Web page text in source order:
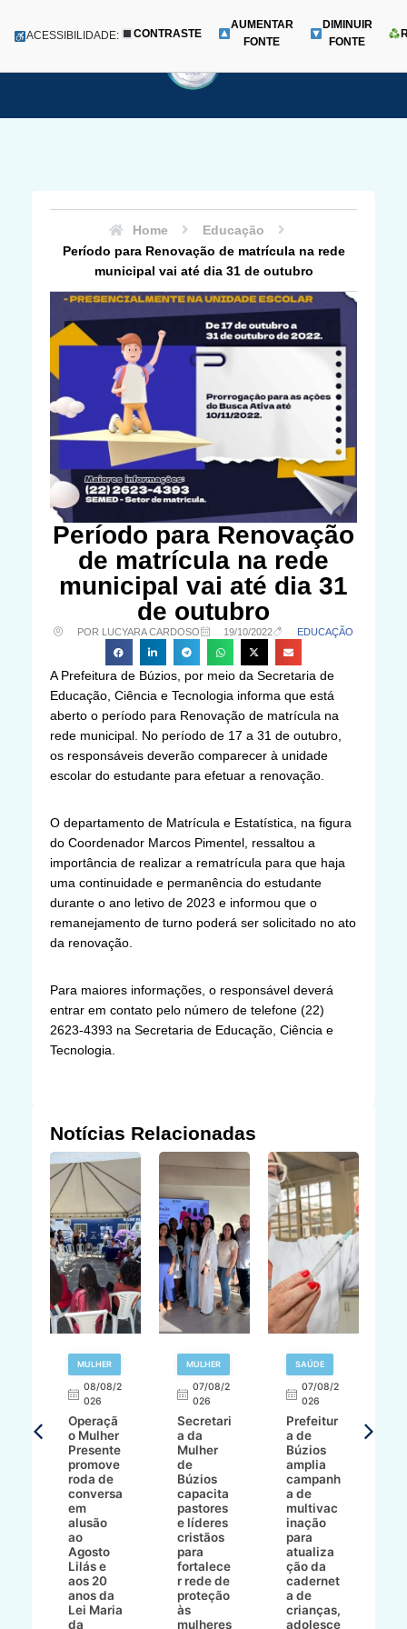
para
Menu
ACESSIBILIDADE: CONTRASTE
AUMENTAR
FONTE
DIMINUIR
FONTE
Home
Educação
Período para Renovação de matrícula na rede
municipal vai até dia 31 de outubro
Período para Renovação
de matrícula na rede
municipal vai até dia 31
de outubro
POR LUCYARA CARDOSO 19/10/2022 EDUCAÇÃO
A Prefeitura de Búzios, por meio da Secretaria de
Educação, Ciência e Tecnologia informa que está
aberto o período para Renovação de matrícula na
rede municipal. No período de 17 a 31 de outubro,
os responsáveis deverão comparecer à unidade
escolar do estudante para efetuar a renovação.
O departamento de Matrícula e Estatística, na figura
do Coordenador Marcos Pimentel, ressaltou a
importância de realizar a rematrícula para que haja
uma continuidade e permanência do estudante
durante o ano letivo de 2023 e informou que o
remanejamento de turno poderá ser solicitado no ato
da renovação.
Para maiores informações, o responsável deverá
entrar em contato pelo número de telefone (22)
2623-4393 na Secretaria de Educação, Ciência e
Tecnologia.
Notícias Relacionadas
MULHER
08/08/2
026
Operaçã
o Mulher
Presente
promove
roda de
conversa
em
alusão
ao
Agosto
Lilás e
aos 20
anos da
Lei Maria
da
MULHER
07/08/2
026
Secretari
a da
Mulher
de
Búzios
capacita
pastores
e líderes
cristãos
para
fortalece
r rede de
proteção
às
mulheres
SAÚDE
07/08/2
026
Prefeitur
a de
Búzios
amplia
campanh
a de
multivac
inação
para
atualiza
ção da
cadernet
a de
crianças,
adolesce